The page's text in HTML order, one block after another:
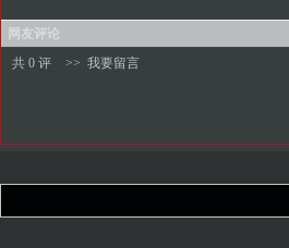
网友评论
共 0 评
>> 我要留言